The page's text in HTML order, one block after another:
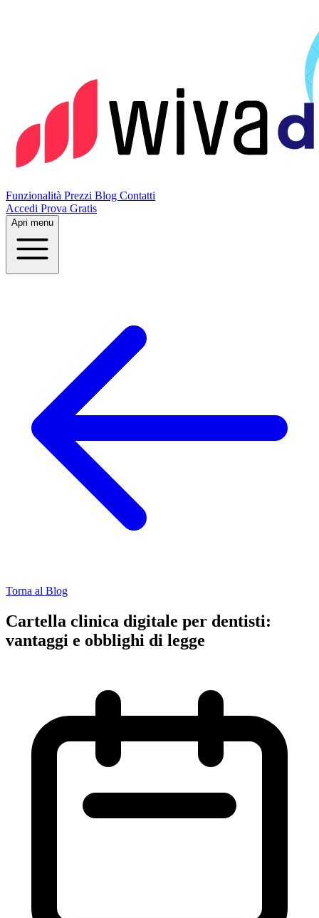
Funzionalità Prezzi Blog Contatti
Accedi Prova Gratis
Apri menu
Torna al Blog
Cartella clinica digitale per dentisti:
vantaggi e obblighi di legge